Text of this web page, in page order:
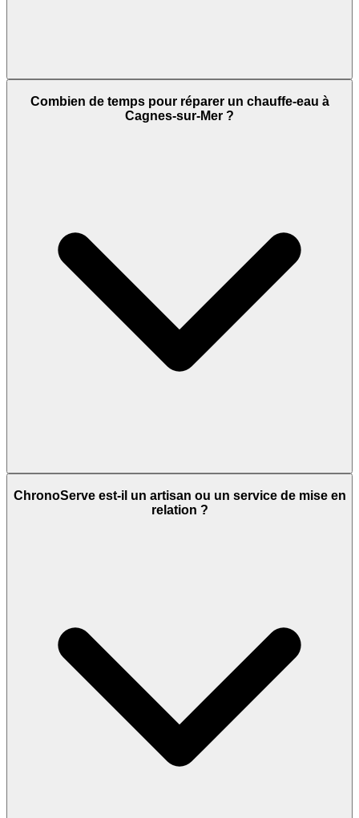
Combien de temps pour réparer un chauffe-eau à
Cagnes-sur-Mer ?
ChronoServe est-il un artisan ou un service de mise en
relation ?